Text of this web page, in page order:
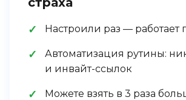
Настроили раз — работает
Автоматизация рутины:
и инвайт-ссылок
Можете взять в 3 раза